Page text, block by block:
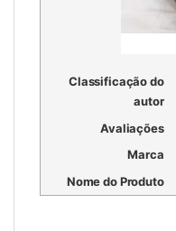
Classificação do
autor
Avaliações
Marca
Nome do Produto